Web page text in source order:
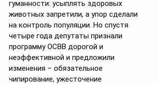
гуманности: усыплять здоровых
животных запретили, а упор сделали
на контроль популяции. Но спустя
четыре года депутаты признали
программу ОСВВ дорогой и
неэффективной и предложили
изменения – обязательное
чипирование, ужесточение